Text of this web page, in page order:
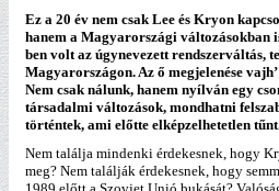
Ez a 20 év nem csak Lee és Kryon
hanem a Magyarországi változásokban
ben volt az úgynevezett rendszerváltás,
Magyarországon. Az ő megjelenése
Nem csak nálunk, hanem nyílván egy
társadalmi változások, mondhatni
történtek, ami előtte elképzelhetetlen
Nem találja mindenki érdekesnek, hogy
meg? Nem találják érdekesnek, hogy